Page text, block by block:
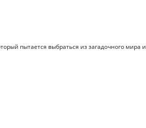
пытается выбраться из загадочного мира и